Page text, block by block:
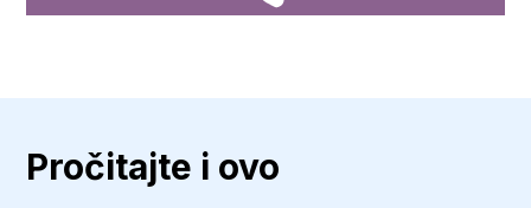
Pročitajte i ovo